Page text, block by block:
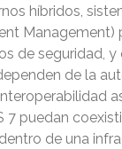
híbridos,
Management)
de seguridad,
de la
7 puedan
de una